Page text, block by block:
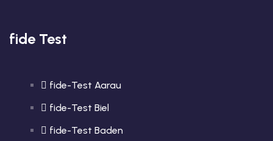
fide Test
fide-Test Aarau
fide-Test Biel
fide-Test Baden